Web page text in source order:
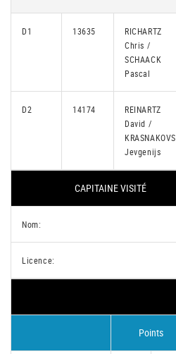
D1 13635
RICHARTZ
Chris /
SCHAACK
Pascal
D2 14174
REINARTZ
David /
KRASNAKOVS
Jevgenijs
CAPITAINE VISITÉ
Nom:
Licence:
Points